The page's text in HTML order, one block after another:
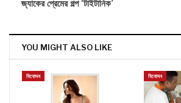
জ্যাকের প্রেমের গল্প ‘টাইটানিক’
YOU MIGHT ALSO LIKE
বিনোদন বিনোদন